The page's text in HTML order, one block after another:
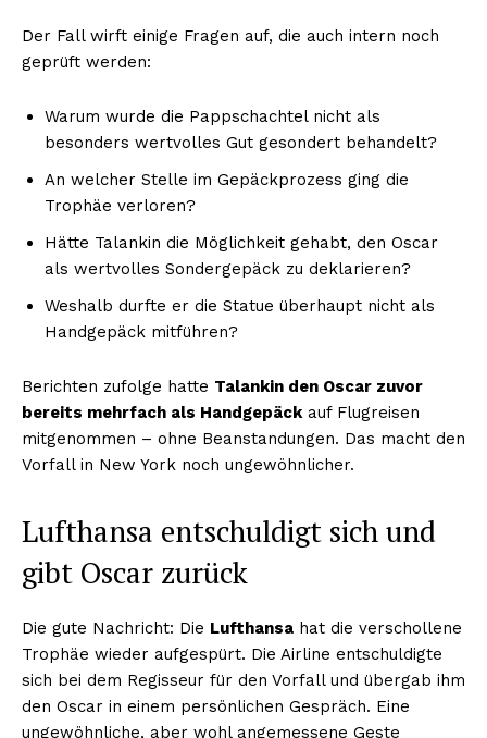
Der Fall wirft einige Fragen auf, die auch intern noch
geprüft werden:
Warum wurde die Pappschachtel nicht als
besonders wertvolles Gut gesondert behandelt?
An welcher Stelle im Gepäckprozess ging die
Trophäe verloren?
Hätte Talankin die Möglichkeit gehabt, den Oscar
als wertvolles Sondergepäck zu deklarieren?
Weshalb durfte er die Statue überhaupt nicht als
Handgepäck mitführen?
Berichten zufolge hatte Talankin den Oscar zuvor
bereits mehrfach als Handgepäckauf Flugreisen
mitgenommen – ohne Beanstandungen. Das macht den
Vorfall in New York noch ungewöhnlicher.
Lufthansa entschuldigt sich und
gibt Oscar zurück
Die gute Nachricht: Die Lufthansa hat die verschollene
Trophäe wieder aufgespürt. Die Airline entschuldigte
sich bei dem Regisseur für den Vorfall und übergab ihm
den Oscar in einem persönlichen Gespräch. Eine
ungewöhnliche, aber wohl angemessene Geste